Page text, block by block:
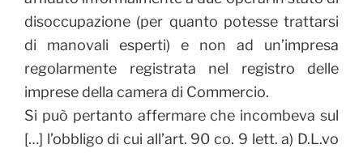
disoccupazione (per quanto potesse trattarsi
di manovali esperti) e non ad un’impresa
regolarmente registrata nel registro delle
imprese della camera di Commercio.
Si può pertanto affermare che incombeva sul
[…] l’obbligo di cui all’art. 90 co. 9 lett. a) D.L.vo